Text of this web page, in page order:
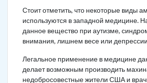
Стоит отметить, что некоторые виды
используются в западной медицине.
данное вещество при аутизме,
внимания, лишнем весе или
Легальное применение в медицине
делает возможным производить
недобросовестные жители США и